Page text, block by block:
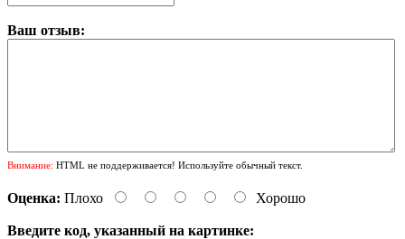
Ваш отзыв:
Внимание: HTML не поддерживается! Используйте обычный текст.
Оценка: Плохо Хорошо
Введите код, указанный на картинке: